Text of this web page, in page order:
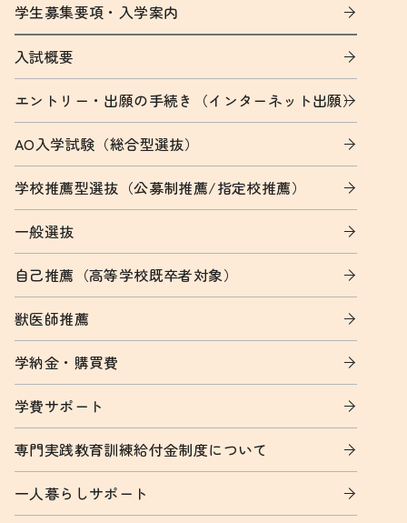
学生募集要項・入学案内
入試概要
エントリー・出願の手続き（インターネット出願）
AO入学試験（総合型選抜）
学校推薦型選抜（公募制推薦/指定校推薦）
一般選抜
自己推薦（高等学校既卒者対象）
獣医師推薦
学納金・購買費
学費サポート
専門実践教育訓練給付金制度について
一人暮らしサポート